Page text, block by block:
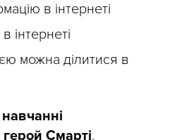
в інтернеті
інтернеті
можна ділитися в
навчанні
Смарті.